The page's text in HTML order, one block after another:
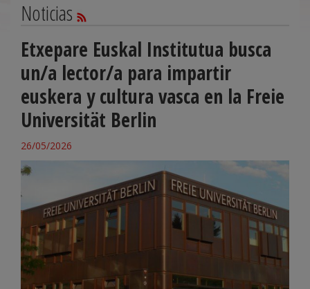
Noticias
Etxepare Euskal Institutua busca
un/a lector/a para impartir
euskera y cultura vasca en la Freie
Universität Berlin
26/05/2026